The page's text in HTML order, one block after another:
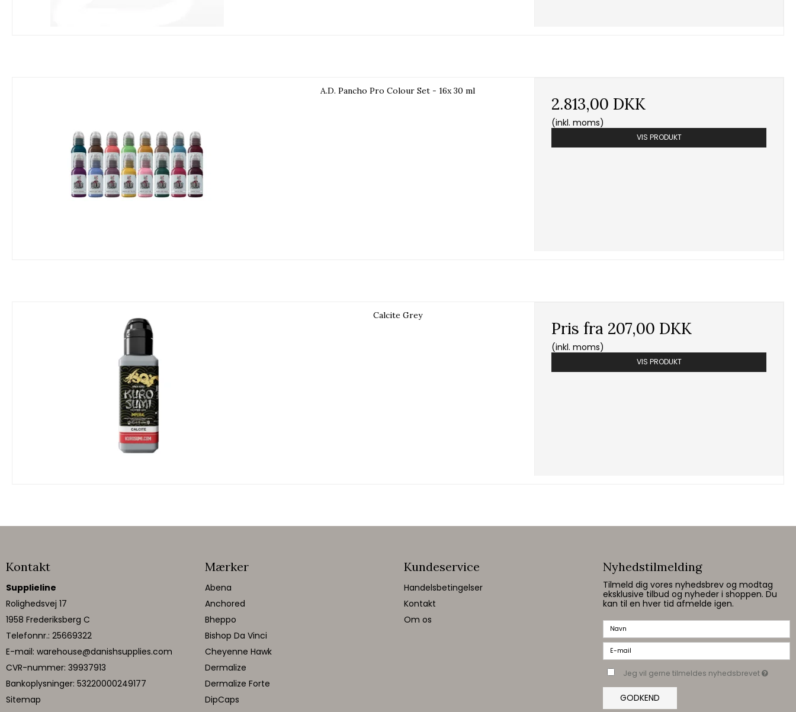
A.D. Pancho Pro Colour Set - 16x 30 ml
2.813,00 DKK
(inkl. moms)
VIS PRODUKT
Calcite Grey
Pris fra 207,00 DKK
(inkl. moms)
VIS PRODUKT
Kontakt
Supplieline
Rolighedsvej 17
1958 Frederiksberg C
Telefonnr.: 25669322
E-mail: warehouse@danishsupplies.com
CVR-nummer: 39937913
Bankoplysninger: 53220000249177
Sitemap
Mærker
Abena
Anchored
Bheppo
Bishop Da Vinci
Cheyenne Hawk
Dermalize
Dermalize Forte
DipCaps
Kundeservice
Handelsbetingelser
Kontakt
Om os
Nyhedstilmelding
Tilmeld dig vores nyhedsbrev og modtag
eksklusive tilbud og nyheder i shoppen. Du
kan til en hver tid afmelde igen.
Jeg vil gerne tilmeldes nyhedsbrevet
GODKEND